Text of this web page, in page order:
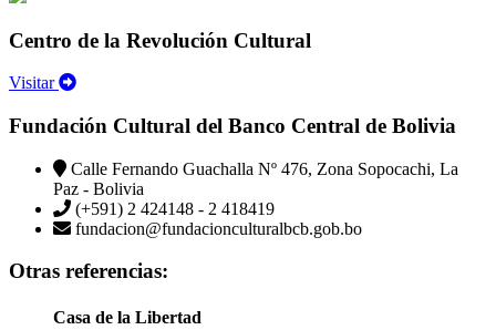
Centro de la Revolución Cultural
Visitar
Fundación Cultural del Banco Central de Bolivia
Calle Fernando Guachalla Nº 476, Zona Sopocachi, La
Paz - Bolivia
(+591) 2 424148 - 2 418419
fundacion@fundacionculturalbcb.gob.bo
Otras referencias:
Casa de la Libertad